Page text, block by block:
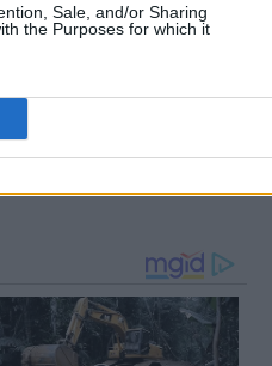
Sale, and/or Sharing
the Purposes for which it